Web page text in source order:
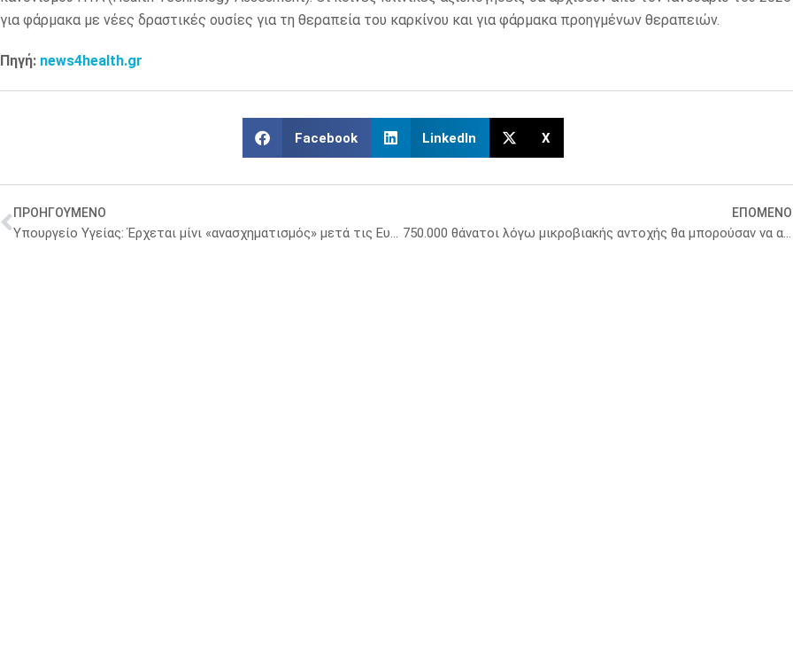
για φάρμακα με νέες δραστικές ουσίες για τη θεραπεία του καρκίνου και για φάρμακα προηγμένων θεραπειών.
Πηγή: news4health.gr
Facebook LinkedIn X
ΠΡΟΗΓΟΥΜΕΝΟ
Υπουργείο Υγείας: Έρχεται μίνι «ανασχηματισμός» μετά τις Ευρωεκλογές σε φορείς και Οργανισμούς – Όλο το παρασκήνιο
ΕΠΟΜΕΝΟ
750.000 θάνατοι λόγω μικροβιακής αντοχής θα μπορούσαν να αποτραπούν κάθε χρόνο